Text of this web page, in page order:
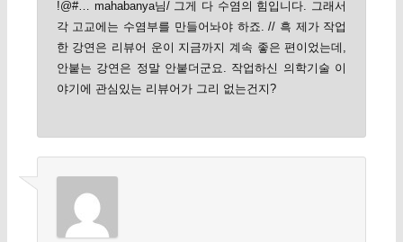
!@#… mahabanya님/ 그게 다 수염의 힘입니다. 그래서
각 고교에는 수염부를 만들어놔야 하죠. // 흑 제가 작업
한 강연은 리뷰어 운이 지금까지 계속 좋은 편이었는데,
안붙는 강연은 정말 안붙더군요. 작업하신 의학기술 이
야기에 관심있는 리뷰어가 그리 없는건지?